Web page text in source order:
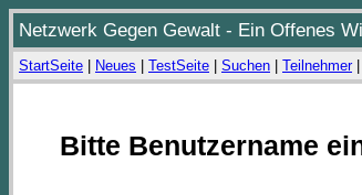
Netzwerk Gegen Gewalt - Ein Offenes
StartSeite Neues TestSeite Suchen Teilnehmer|
Bitte Benutzername